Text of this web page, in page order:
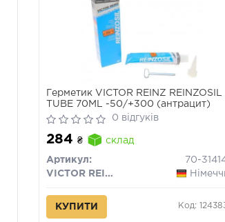
Герметик VICTOR REINZ REINZOSIL
TUBE 70ML -50/+300 (антрацит)
0 відгуків
284 ₴ склад
Артикул:
70-
VICTOR REINZ
КУПИТИ Код: